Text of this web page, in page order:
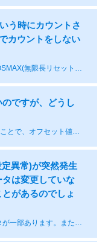
う時にカウントさ
カウントをしない
POSMAXターン数は固定パラメータ10のPOSMAX(無限長リセット位置)を位置情報が超えた場合にカウントアップします。逆方向の場合はカウントダウンします。このカウントはPOSMAXを超えると自動的に行われるため、特定の回にカウントをパスするような設定はありません。別途グローバルレジスタを用意してユーザプログラムで制御してください。
ですが、どうし
設定パラメータ「OL□□48」に値を設定することで、オフセット値を設定することができます。
異常)が突然発生
は変更していな
があるのでしょ
コントローラが自動的に書き込むパラメータが一部あります。また、アプリケーションで直接パラメータを編集することも可能です。まずは、PE720を使用して、アラームが発生しているパラメータ番号をご確認ください。